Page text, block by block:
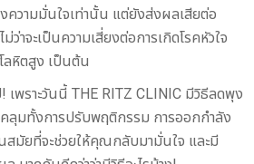
ความมั่นใจเท่านั้น แต่ยังส่งผลเสียต่อ
ว่าจะเป็นความเสี่ยงต่อการเกิดโรคหัวใจ
ลหิตสูง เป็นต้น
เพราะวันนี้ THE RITZ CLINIC มีวิธีลดพุง
ลุมทั้งการปรับพฤติกรรม การออกกำลัง
สมัยที่จะช่วยให้คุณกลับมามั่นใจ และมี